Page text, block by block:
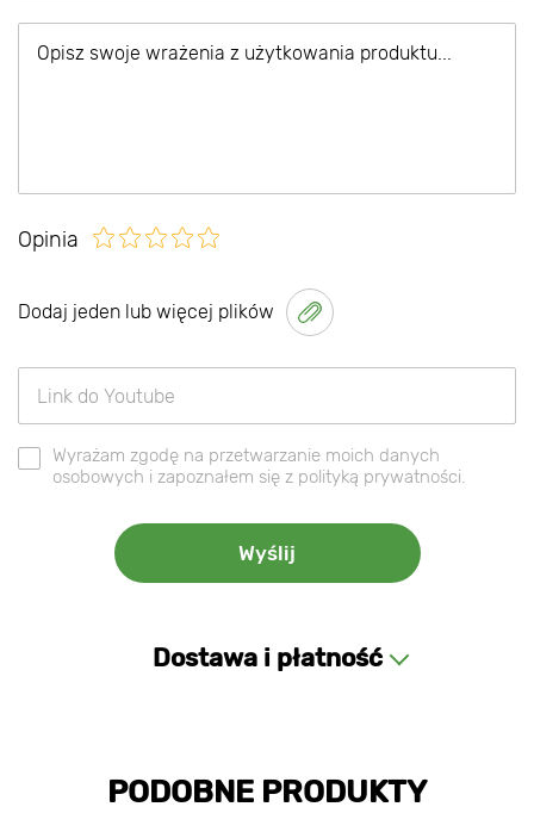
Opinia
Dodaj jeden lub więcej plików
Wyrażam zgodę na przetwarzanie moich danych
osobowych i zapoznałem się z polityką prywatności.
Dostawa i płatność
PODOBNE PRODUKTY